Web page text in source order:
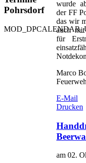
wurde
der FF
das wir
auch mit
für
Marco
E-Mail
Drucken
am 02.
Pohrsdorf